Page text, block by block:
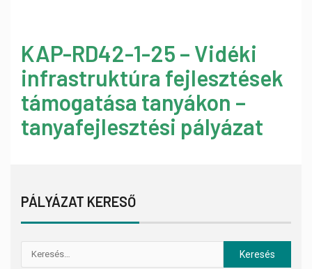
KAP-RD42-1-25 – Vidéki
infrastruktúra fejlesztések
támogatása tanyákon –
tanyafejlesztési pályázat
PÁLYÁZAT KERESŐ